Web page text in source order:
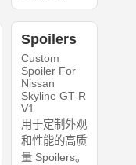
Spoilers
Custom
Spoiler For
Nissan
Skyline GT-R
V1
用于定制外观
和性能的高质
量 Spoilers。